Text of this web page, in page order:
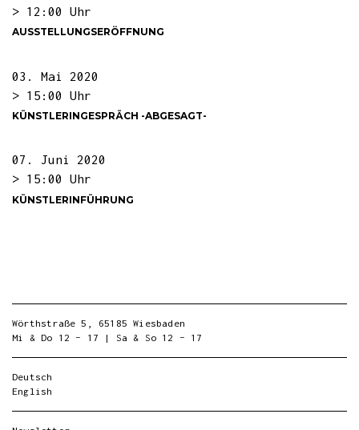
> 12:00 Uhr
AUSSTELLUNGSERÖFFNUNG
03. Mai 2020
> 15:00 Uhr
KÜNSTLERINGESPRÄCH -ABGESAGT-
07. Juni 2020
> 15:00 Uhr
KÜNSTLERINFÜHRUNG
Wörthstraße 5, 65185 Wiesbaden
Mi & Do 12 – 17 | Sa & So 12 – 17
Deutsch
English